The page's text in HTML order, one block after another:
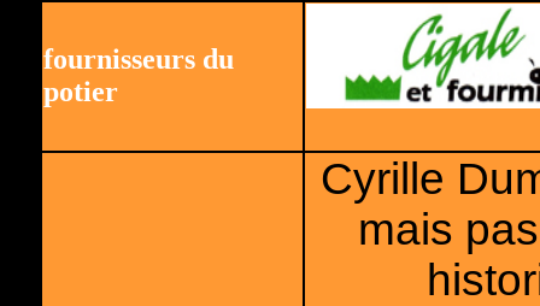
fournisseurs du
potier
Cyrille
mais